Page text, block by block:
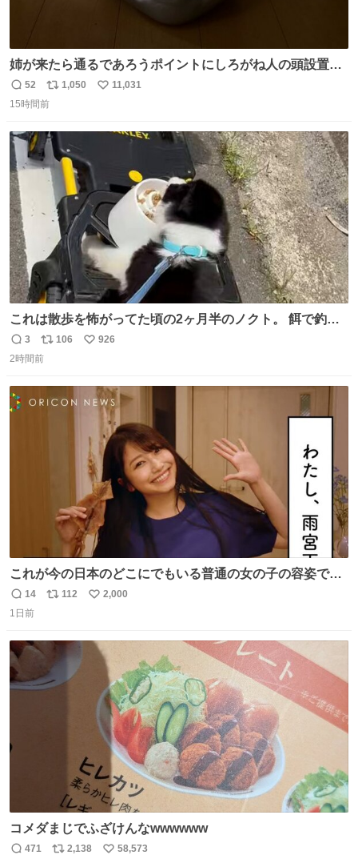
姉が来たら通るであろうポイントにしろがね人の頭設置し
といたら防音室いても聞こえるくらいの声量で驚いてて笑
った
返
信
52
リ
ポ
ト
数
1,050
い
11,031
15時間前
これは散歩を怖がってた頃の2ヶ月半のノクト。 餌で釣っ
て歩かせてた。
返
信
3
リ
ポ
ト
106
い
数
926
2時間前
これが今の日本のどこにでもいる普通の女の子の容姿で
す！？！？！？！？ #雨宮天
返
信
14
リ
数
112
い
数
2,000
1日前
コメダまじでふざけんなwwwwww
471 2,138 58,573